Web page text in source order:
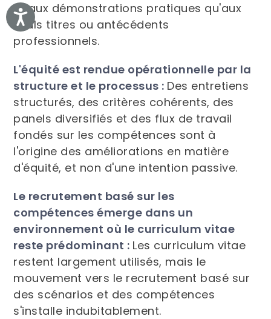
Accessibility
et aux démonstrations pratiques qu'aux
seuls titres ou antécédents
professionnels.
L'équité est rendue opérationnelle par la
structure et le processus : Des entretiens
structurés, des critères cohérents, des
panels diversifiés et des flux de travail
fondés sur les compétences sont à
l'origine des améliorations en matière
d'équité, et non d'une intention passive.
Le recrutement basé sur les
compétences émerge dans un
environnement où le curriculum vitae
reste prédominant : Les curriculum vitae
restent largement utilisés, mais le
mouvement vers le recrutement basé sur
des scénarios et des compétences
s'installe indubitablement.